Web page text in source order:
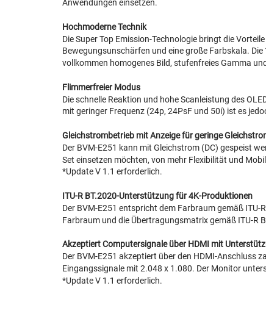
Anwendungen einsetzen.
Hochmoderne Technik
Die Super Top Emission-Technologie bringt die
Bewegungsunschärfen und eine große Farbskala.
vollkommen homogenes Bild, stufenfreies Gamma
Flimmerfreier Modus
Die schnelle Reaktion und hohe Scanleistung des
mit geringer Frequenz (24p, 24PsF und 50i) ist es
Gleichstrombetrieb mit Anzeige für geringe
Der BVM-E251 kann mit Gleichstrom (DC) gespeist
Set einsetzen möchten, von mehr Flexibilität und
*Update V 1.1 erforderlich.
ITU-R BT.2020-Unterstützung für 4K-Produktionen
Der BVM-E251 entspricht dem Farbraum gemäß
Farbraum und die Übertragungsmatrix gemäß ITU-R
Akzeptiert Computersignale über HDMI mit
Der BVM-E251 akzeptiert über den HDMI-Anschluss
Eingangssignale mit 2.048 x 1.080. Der Monitor
*Update V 1.1 erforderlich.